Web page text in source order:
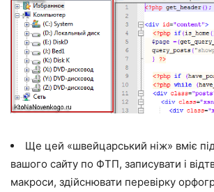
Ще цей «швейцарський ніж» вміє
вашого сайту по ФТП, записувати і
макроси, здійснювати перевірку